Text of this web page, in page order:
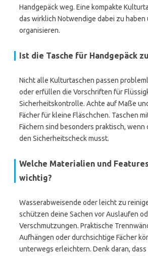
Handgepäck weg. Eine kompakte
das wirklich Notwendige dabei zu haben
organisieren.
Ist die Tasche für Handgepäck
Nicht alle Kulturtaschen passen
oder erfüllen die Vorschriften für
Sicherheitskontrolle. Achte auf Maße
Fächer für kleine Fläschchen. Taschen
Fächern sind besonders praktisch, wenn
den Sicherheitscheck musst.
Welche Materialien und
wichtig?
Wasserabweisende oder leicht zu
schützen deine Sachen vor Auslaufen
Verschmutzungen. Praktische
Aufhängen oder durchsichtige Fächer
unterwegs erleichtern. Denk daran, dass